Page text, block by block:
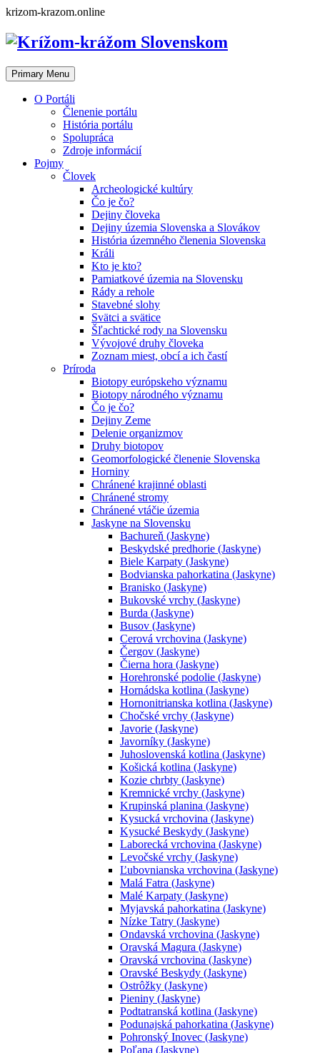
Skip
content
krizom-krazom.online
Primary Menu
O Portáli
Členenie portálu
História portálu
Spolupráca
Zdroje informácií
Pojmy
Človek
Archeologické kultúry
Čo je čo?
Dejiny človeka
Dejiny územia Slovenska a Slovákov
História územného členenia Slovenska
Králi
Kto je kto?
Pamiatkové územia na Slovensku
Rády a rehole
Stavebné slohy
Svätci a svätice
Šľachtické rody na Slovensku
Vývojové druhy človeka
Zoznam miest, obcí a ich častí
Príroda
Biotopy európskeho významu
Biotopy národného významu
Čo je čo?
Dejiny Zeme
Delenie organizmov
Druhy biotopov
Geomorfologické členenie Slovenska
Horniny
Chránené krajinné oblasti
Chránené stromy
Chránené vtáčie územia
Jaskyne na Slovensku
Bachureň (Jaskyne)
Beskydské predhorie (Jaskyne)
Biele Karpaty (Jaskyne)
Bodvianska pahorkatina (Jaskyne)
Branisko (Jaskyne)
Bukovské vrchy (Jaskyne)
Burda (Jaskyne)
Busov (Jaskyne)
Cerová vrchovina (Jaskyne)
Čergov (Jaskyne)
Čierna hora (Jaskyne)
Horehronské podolie (Jaskyne)
Hornádska kotlina (Jaskyne)
Hornonitrianska kotlina (Jaskyne)
Chočské vrchy (Jaskyne)
Javorie (Jaskyne)
Javorníky (Jaskyne)
Juhoslovenská kotlina (Jaskyne)
Košická kotlina (Jaskyne)
Kozie chrbty (Jaskyne)
Kremnické vrchy (Jaskyne)
Krupinská planina (Jaskyne)
Kysucká vrchovina (Jaskyne)
Kysucké Beskydy (Jaskyne)
Laborecká vrchovina (Jaskyne)
Levočské vrchy (Jaskyne)
Ľubovnianska vrchovina (Jaskyne)
Malá Fatra (Jaskyne)
Malé Karpaty (Jaskyne)
Myjavská pahorkatina (Jaskyne)
Nízke Tatry (Jaskyne)
Ondavská vrchovina (Jaskyne)
Oravská Magura (Jaskyne)
Oravská vrchovina (Jaskyne)
Oravské Beskydy (Jaskyne)
Ostrôžky (Jaskyne)
Pieniny (Jaskyne)
Podtatranská kotlina (Jaskyne)
Podunajská pahorkatina (Jaskyne)
Pohronský Inovec (Jaskyne)
Poľana (Jaskyne)